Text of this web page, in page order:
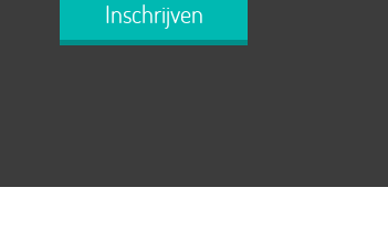
Inschrijven